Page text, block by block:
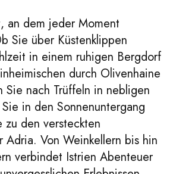
an dem jeder Moment
Sie über Küstenklippen
in einem ruhigen Bergdorf
durch Olivenhaine
Sie nach Trüffeln in nebligen
in den Sonnenuntergang
zu den versteckten
Adria. Von Weinkellern bis hin
verbindet Istrien Abenteuer